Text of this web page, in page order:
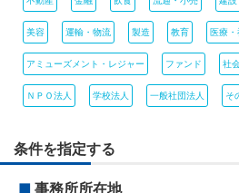
美容 運輸・物流 製造 教育 医療・
アミューズメント・レジャー ファンド 社
ＮＰＯ法人 学校法人 一般社団法人 そ
条件を指定する
■ 事務所所在地